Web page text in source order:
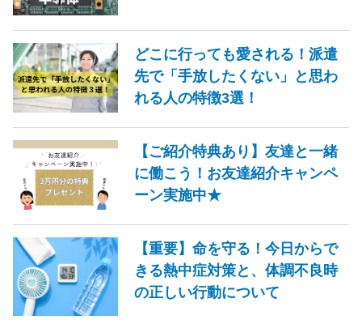
どこに行っても愛される！派遣
先で「手放したくない」と思わ
れる人の特徴3選！
【ご紹介特典あり】友達と一緒
に働こう！お友達紹介キャンペ
ーン実施中★
【重要】命を守る！今日からで
きる熱中症対策と、体調不良時
の正しい行動について